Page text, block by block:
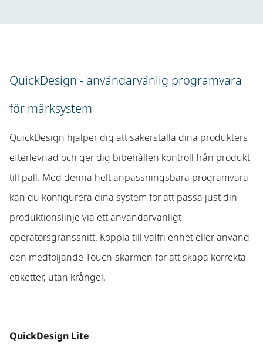
QuickDesign - användarvänlig programvara
för märksystem
QuickDesign hjälper dig att säkerställa dina produkters
efterlevnad och ger dig bibehållen kontroll från produkt
till pall. Med denna helt anpassningsbara programvara
kan du konfigurera dina system för att passa just din
produktionslinje via ett användarvänligt
operatörsgränssnitt. Koppla till valfri enhet eller använd
den medföljande Touch-skärmen för att skapa korrekta
etiketter, utan krångel.
QuickDesign Lite